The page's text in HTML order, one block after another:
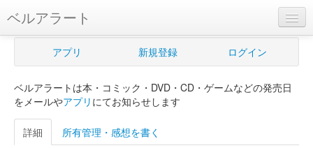
ベルアラート
ベルアラートとは
新規登録
ログイン
アプリ 新規登録 ログイン
ベルアラートは本・コミック・DVD・CD・ゲームなどの発売日
をメールやアプリ にてお知らせします
詳細 所有管理・感想を書く